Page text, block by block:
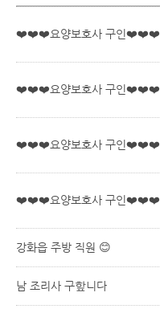
❤️❤️❤️요양보호사 구인❤️❤️❤️
❤️❤️❤️요양보호사 구인❤️❤️❤️
❤️❤️❤️요양보호사 구인❤️❤️❤️
❤️❤️❤️요양보호사 구인❤️❤️❤️
강화읍 주방 직원 😊
남 조리사 구핲니다